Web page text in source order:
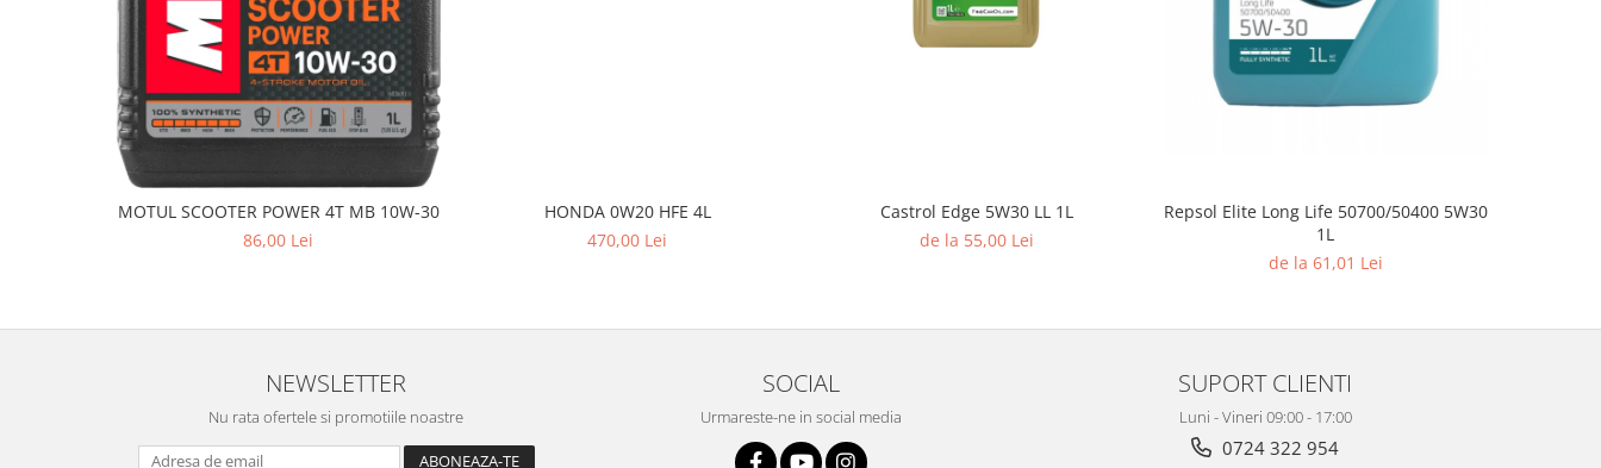
MOTUL SCOOTER POWER 4T MB 10W-30
86,00 Lei
HONDA 0W20 HFE 4L
470,00 Lei
Castrol Edge 5W30 LL 1L
de la 55,00 Lei
Repsol Elite Long Life 50700/50400 5W30
1L
de la 61,01 Lei
NEWSLETTER
Nu rata ofertele si promotiile noastre
SOCIAL
Urmareste-ne in social media
SUPORT CLIENTI
Luni - Vineri 09:00 - 17:00
0724 322 954